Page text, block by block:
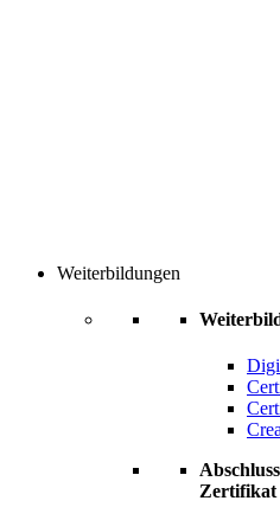
Weiterbildungen
Zertifikat